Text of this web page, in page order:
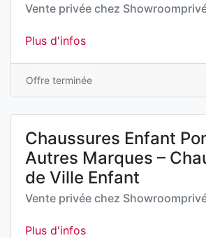
Vente privée chez
Plus d'infos
Offre terminée
Chaussures Enfant
Autres Marques –
de Ville Enfant
Vente privée chez
Plus d'infos